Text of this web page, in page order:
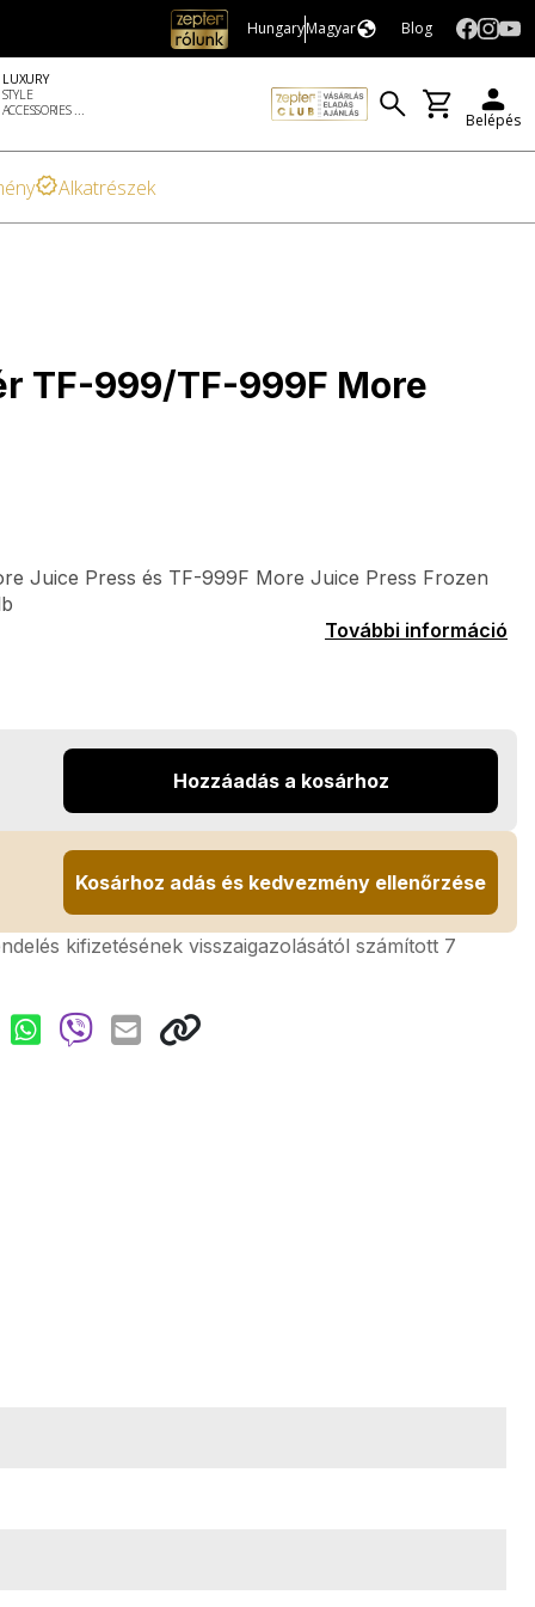
HungaryMagyar Blog
LUXURY
STYLE
ACCESSORIES ...
Belépés
Alkatrészek
TF-999/TF-999F More
Juice Press és TF-999F More Juice Press Frozen
További információ
Hozzáadás a kosárhoz
Kosárhoz adás és kedvezmény ellenőrzése
kifizetésének visszaigazolásától számított 7